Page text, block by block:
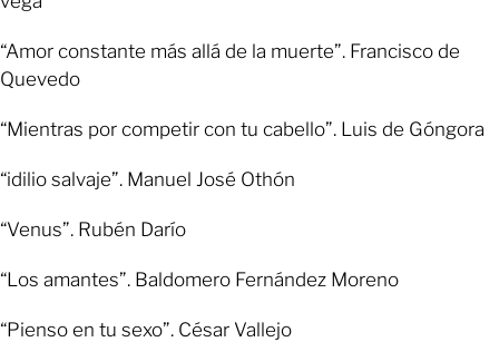
“Amor constante más allá de la muerte”. Francisco de
Quevedo
“Mientras por competir con tu cabello”. Luis de Góngora
“idilio salvaje”. Manuel José Othón
“Venus”. Rubén Darío
“Los amantes”. Baldomero Fernández Moreno
“Pienso en tu sexo”. César Vallejo